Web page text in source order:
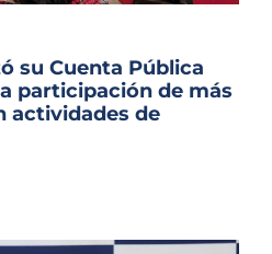
su Cuenta Pública
participación de más
actividades de